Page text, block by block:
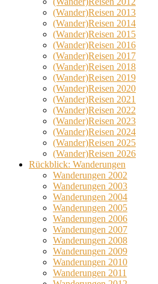
(Wander)Reisen 2013
(Wander)Reisen 2014
(Wander)Reisen 2015
(Wander)Reisen 2016
(Wander)Reisen 2017
(Wander)Reisen 2018
(Wander)Reisen 2019
(Wander)Reisen 2020
(Wander)Reisen 2021
(Wander)Reisen 2022
(Wander)Reisen 2023
(Wander)Reisen 2024
(Wander)Reisen 2025
(Wander)Reisen 2026
Rückblick: Wanderungen
Wanderungen 2002
Wanderungen 2003
Wanderungen 2004
Wanderungen 2005
Wanderungen 2006
Wanderungen 2007
Wanderungen 2008
Wanderungen 2009
Wanderungen 2010
Wanderungen 2011